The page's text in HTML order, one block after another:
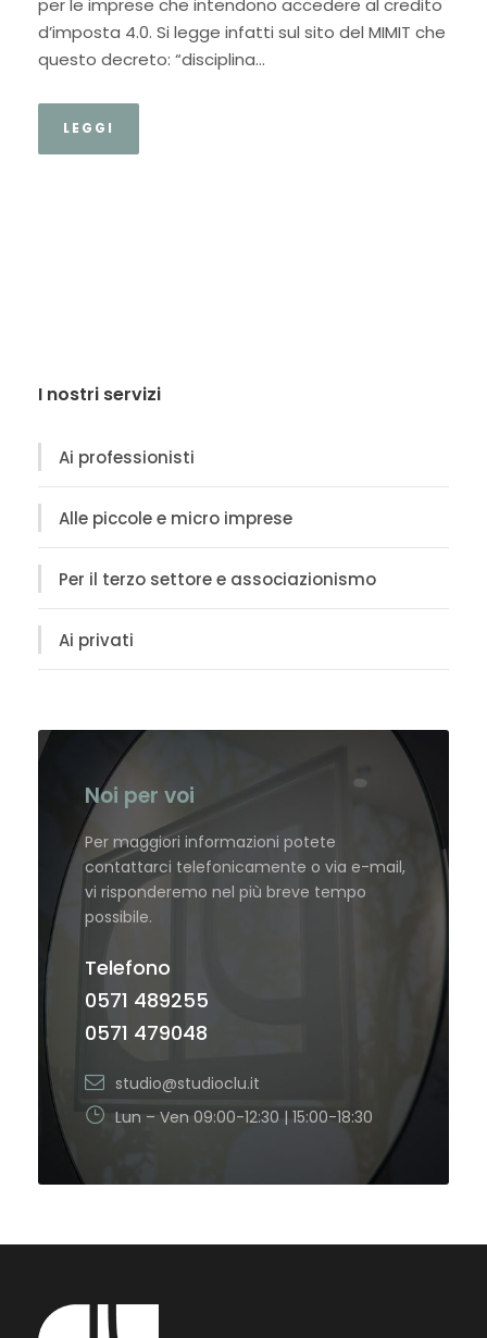
per le imprese che intendono accedere al credito
d’imposta 4.0. Si legge infatti sul sito del MIMIT che
questo decreto: “disciplina...
LEGGI
I nostri servizi
Ai professionisti
Alle piccole e micro imprese
Per il terzo settore e associazionismo
Ai privati
Noi per voi
Per maggiori informazioni potete
contattarci telefonicamente o via e-mail,
vi risponderemo nel più breve tempo
possibile.
Telefono
0571 489255
0571 479048
studio@studioclu.it
Lun – Ven 09:00-12:30 | 15:00-18:30